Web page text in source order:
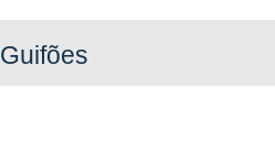
Guifões